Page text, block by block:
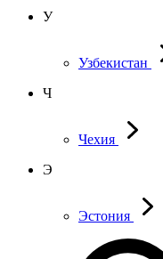
У
Узбекистан
Ч
Чехия
Э
Эстония